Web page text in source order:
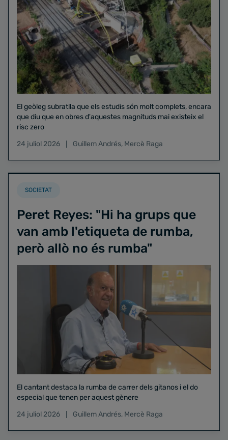
El geòleg subratlla que els estudis són molt complets, encara
que diu que en obres d'aquestes magnituds mai existeix el
risc zero
24 juliol 2026
Guillem Andrés, Mercè Raga
SOCIETAT
Peret Reyes: "Hi ha grups que
van amb l'etiqueta de rumba,
però allò no és rumba"
El cantant destaca la rumba de carrer dels gitanos i el do
especial que tenen per aquest gènere
24 juliol 2026
Guillem Andrés, Mercè Raga